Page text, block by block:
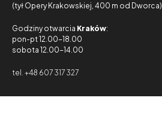
(tył Opery Krakowskiej, 400 m od Dworca)
Godziny otwarcia Kraków:
pon-pt 12.00-18.00
sobota 12.00-14.00
tel. +48 607 317 327